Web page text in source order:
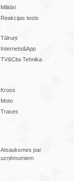
Militāri
Reakcijas tests
Tālruņi
Internets&App
TV&Cita Tehnika
Kross
Moto
Trases
Atsauksmes par
uzņēmumiem